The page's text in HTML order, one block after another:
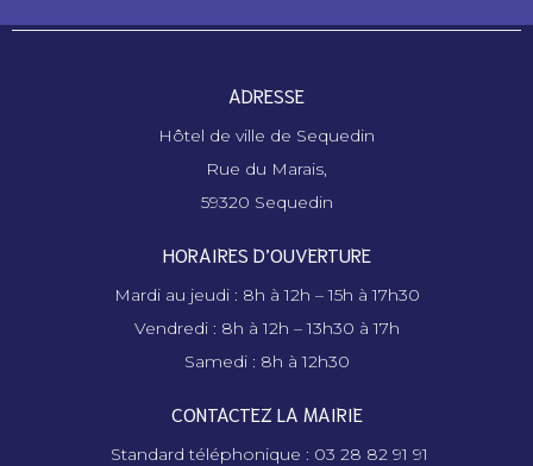
ADRESSE
Hôtel de ville de Sequedin
Rue du Marais,
59320 Sequedin
HORAIRES D’OUVERTURE
Mardi au jeudi : 8h à 12h – 15h à 17h30
Vendredi : 8h à 12h – 13h30 à 17h
Samedi : 8h à 12h30
CONTACTEZ LA MAIRIE
Standard téléphonique : 03 28 82 91 91